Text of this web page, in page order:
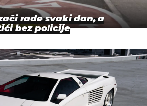
rade svaki dan, a
bez policije